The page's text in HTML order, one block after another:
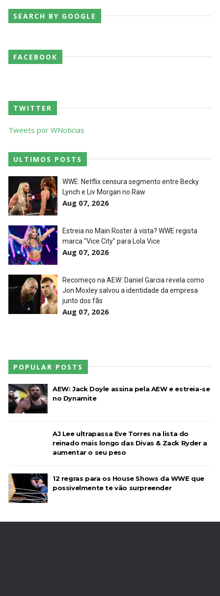
AEW Dynamite 05AUG26
Unknown - Aug 06 2026
SEARCH BY GOOGLE
FACEBOOK
TWITTER
Tweets por WNoticias
ULTIMOS POSTS
WWE: Netflix censura segmento entre Becky
Lynch e Liv Morgan no Raw
Aug 07, 2026
Estreia no Main Roster à vista? WWE regista
marca "Vice City" para Lola Vice
Aug 07, 2026
Recomeço na AEW: Daniel Garcia revela como
Jon Moxley salvou a identidade da empresa
junto dos fãs
Aug 07, 2026
POPULAR POSTS
AEW: Jack Doyle assina pela AEW e estreia-se
no Dynamite
AJ Lee ultrapassa Eve Torres na lista do
reinado mais longo das Divas & Zack Ryder a
aumentar o seu peso
12 regras para os House Shows da WWE que
possivelmente te vão surpreender